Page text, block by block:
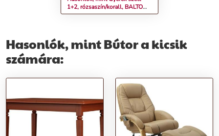
1+2, rózsaszín/korall, BALTO
NEW
Hasonlók, mint Bútor a kicsik
számára: